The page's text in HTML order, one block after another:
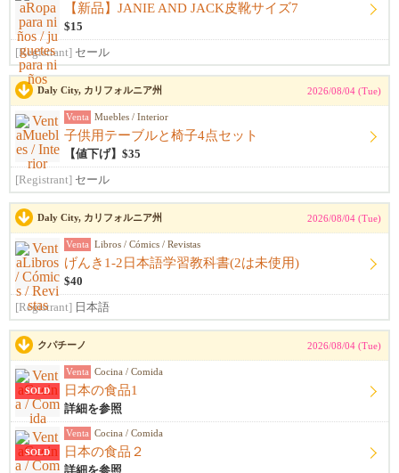
【新品】JANIE AND JACK皮靴サイズ7
$15
[Registrant] セール
Daly City, カリフォルニア州 2026/08/04 (Tue)
Venta Muebles / Interior
子供用テーブルと椅子4点セット
【値下げ】$35
[Registrant] セール
Daly City, カリフォルニア州 2026/08/04 (Tue)
Venta Libros / Cómics / Revistas
げんき1-2日本語学習教科書(2は未使用)
$40
[Registrant] 日本語
クパチーノ 2026/08/04 (Tue)
SOLD
Venta Cocina / Comida
日本の食品1
詳細を参照
SOLD
Venta Cocina / Comida
日本の食品２
詳細を参照